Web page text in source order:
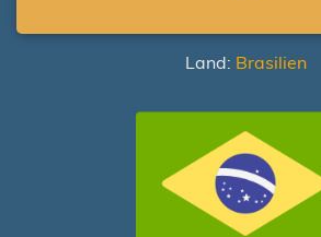
Land: Brasilien